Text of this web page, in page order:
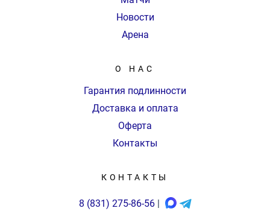
Новости
Арена
О НАС
Гарантия подлинности
Доставка и оплата
Оферта
Контакты
КОНТАКТЫ
8 (831) 275-86-56 |